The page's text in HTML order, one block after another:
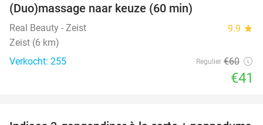
(Duo)massage naar keuze (60 min)
Real Beauty - Zeist 9.9 star
Zeist (6 km)
Verkocht: 255
Regulier €60
€41